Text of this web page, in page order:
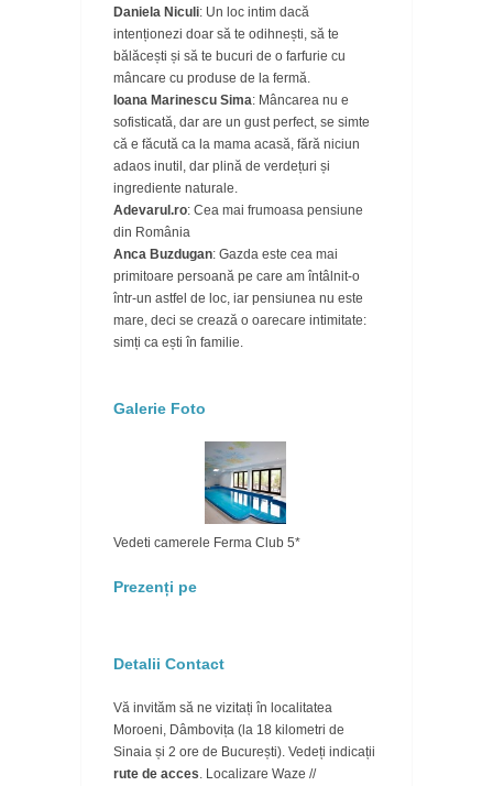
Daniela Niculi: Un loc intim dacă
intenționezi doar să te odihnești, să te
bălăcești și să te bucuri de o farfurie cu
mâncare cu produse de la fermă.
Ioana Marinescu Sima: Mâncarea nu e
sofisticată, dar are un gust perfect, se simte
că e făcută ca la mama acasă, fără niciun
adaos inutil, dar plină de verdețuri și
ingrediente naturale.
Adevarul.ro: Cea mai frumoasa pensiune
din România
Anca Buzdugan: Gazda este cea mai
primitoare persoană pe care am întâlnit-o
într-un astfel de loc, iar pensiunea nu este
mare, deci se crează o oarecare intimitate:
simți ca ești în familie.
Galerie Foto
Vedeti camerele Ferma Club 5*
Prezenți pe
Detalii Contact
Vă invităm să ne vizitați în localitatea
Moroeni, Dâmbovița (la 18 kilometri de
Sinaia și 2 ore de București). Vedeți indicații
rute de acces Localizare Waze //